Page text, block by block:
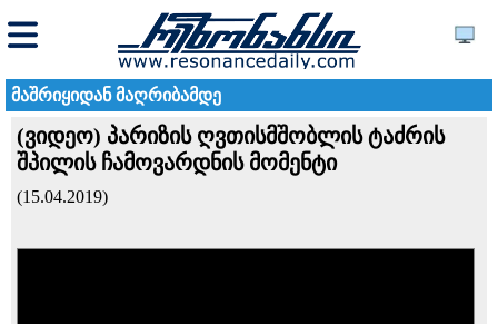
მაშრიყიდან მაღრიბამდე
(ვიდეო) პარიზის ღვთისმშობლის ტაძრის
შპილის ჩამოვარდნის მომენტი
(15.04.2019)